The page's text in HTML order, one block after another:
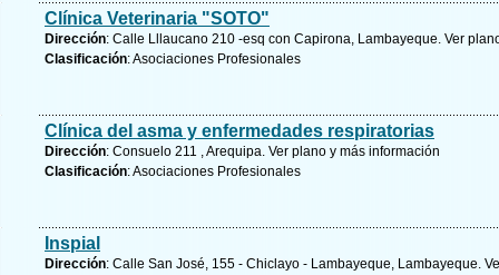
Clínica Veterinaria "SOTO"
Dirección: Calle Lllaucano 210 -esq con Capirona, Lambayeque. Ver
Clasificación: Asociaciones Profesionales
Clínica del asma y enfermedades respiratorias
Dirección: Consuelo 211 , Arequipa. Ver plano y más información
Clasificación: Asociaciones Profesionales
Inspial
Dirección: Calle San José, 155 - Chiclayo - Lambayeque, Lambayeque.